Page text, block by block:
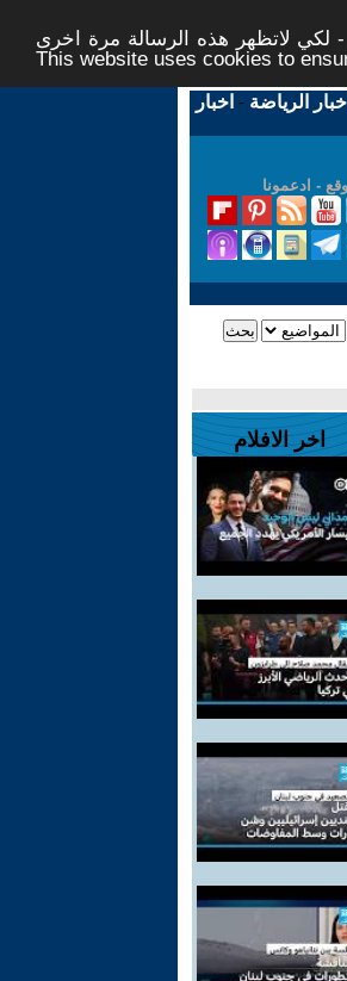
لاتظهر هذه الرسالة مرة اخرى -
This website uses cookies to
اخبار الرياضة - اخبار
- ادعمونا
اخر الافلام